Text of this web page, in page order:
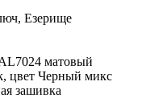
матовый
цвет Черный микс
зашивка